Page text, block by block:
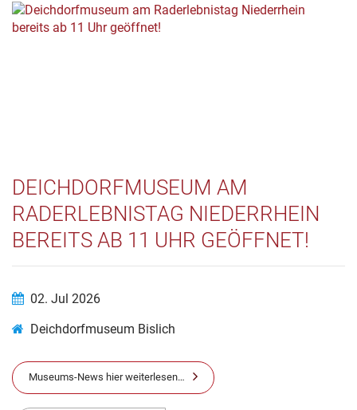
DEICHDORFMUSEUM AM
RADERLEBNISTAG NIEDERRHEIN
BEREITS AB 11 UHR GEÖFFNET!
02. Jul 2026
Deichdorfmuseum Bislich
Museums-News hier weiterlesen…